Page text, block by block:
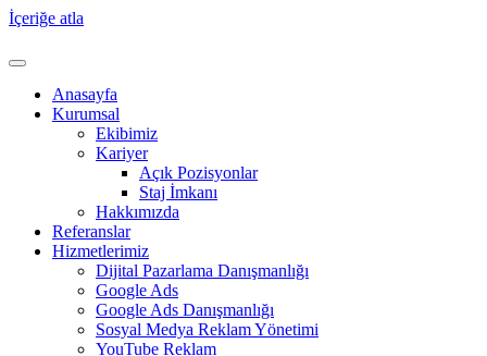
İçeriğe atla
Anasayfa
Kurumsal
Ekibimiz
Kariyer
Açık Pozisyonlar
Staj İmkanı
Hakkımızda
Referanslar
Hizmetlerimiz
Dijital Pazarlama Danışmanlığı
Google Ads
Google Ads Danışmanlığı
Sosyal Medya Reklam Yönetimi
YouTube Reklam